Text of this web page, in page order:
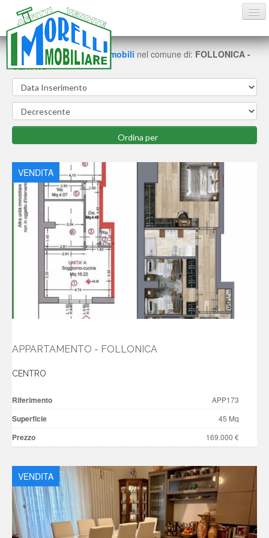
AFFITTI ESTIVI
CONTATTI
Trovate 37schede di immobili nel comune di: FOLLONICA -
CENTRO
VENDITA
APPARTAMENTO - FOLLONICA
CENTRO
Riferimento APP173
Superficie 45 Mq
Prezzo 169.000 €
VENDITA